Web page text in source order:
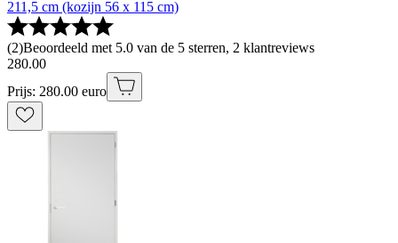
211,5 cm (kozijn 56 x 115 cm)
(2)Beoordeeld met 5.0 van de 5 sterren, 2 klantreviews
280.00
Prijs: 280.00 euro